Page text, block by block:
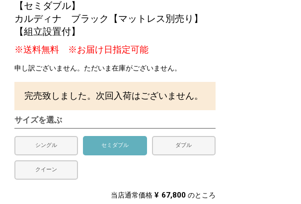
【セミダブル】
カルディナ ブラック【マットレス別売り】
【組立設置付】
※送料無料 ※お届け日指定可能
申し訳ございません。ただいま在庫がございません。
完売致しました。次回入荷はございません。
サイズを選ぶ
シングル セミダブル ダブル
クイーン
当店通常価格 ¥ 67,800 のところ